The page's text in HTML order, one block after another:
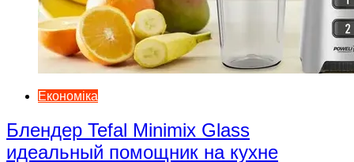
Економіка
Блендер Tefal Minimix Glass
идеальный помощник на кухне